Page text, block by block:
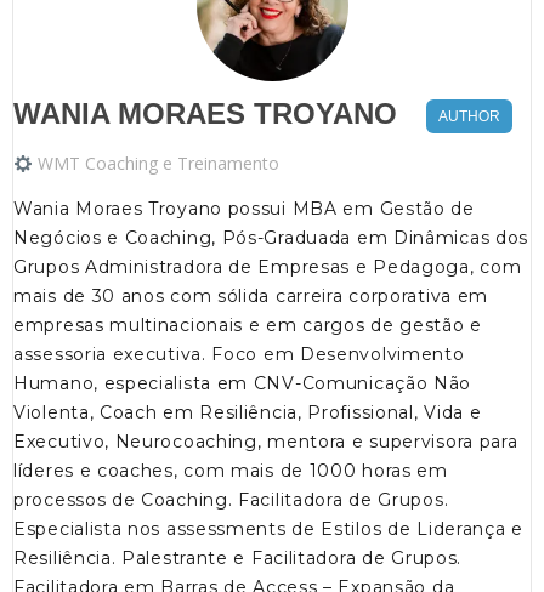
WANIA MORAES TROYANO AUTHOR
WMT Coaching e Treinamento
Wania Moraes Troyano possui MBA em Gestão de
Negócios e Coaching, Pós-Graduada em Dinâmicas dos
Grupos Administradora de Empresas e Pedagoga, com
mais de 30 anos com sólida carreira corporativa em
empresas multinacionais e em cargos de gestão e
assessoria executiva. Foco em Desenvolvimento
Humano, especialista em CNV-Comunicação Não
Violenta, Coach em Resiliência, Profissional, Vida e
Executivo, Neurocoaching, mentora e supervisora para
líderes e coaches, com mais de 1000 horas em
processos de Coaching. Facilitadora de Grupos.
Especialista nos assessments de Estilos de Liderança e
Resiliência. Palestrante e Facilitadora de Grupos.